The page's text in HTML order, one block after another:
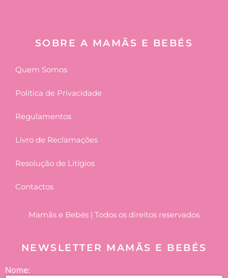
SOBRE A MAMÃS E BEBÉS
Quem Somos
Política de Privacidade
Regulamentos
Livro de Reclamações
Resolução de Litígios
Contactos
Mamãs e Bebés | Todos os direitos reservados
NEWSLETTER MAMÃS E BEBÉS
Nome: